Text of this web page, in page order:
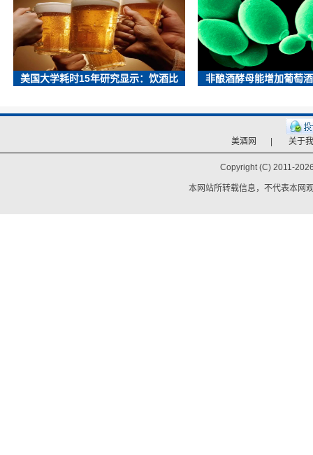
美国大学耗时15年研究显示：饮酒比 非酿酒酵母能增加葡萄
美酒网 关于
Copyright (C) 2011-
本网站所转载信息，不代表本网